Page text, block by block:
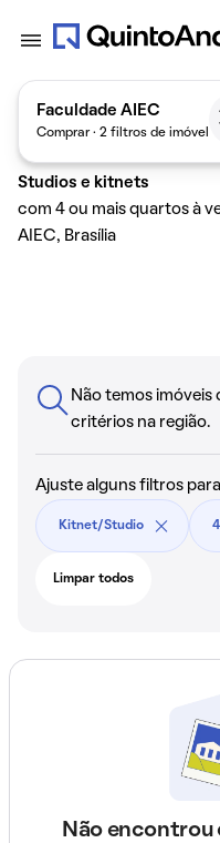
Faculdade AIEC
Comprar · 2 filtros de imóvel
Studios e kitnets
com 4 ou mais quartos à
AIEC, Brasília
Não temos imóveis
critérios na região.
Ajuste alguns filtros
Kitnet/Studio
Limpar todos
Não encontrou